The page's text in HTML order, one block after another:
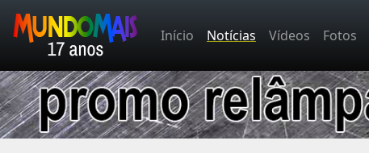
Início Notícias Vídeos Fotos